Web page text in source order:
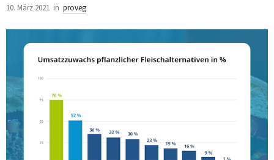
10. März 2021 in proveg